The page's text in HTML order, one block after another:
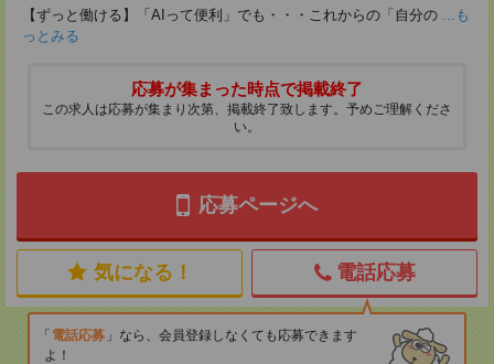
【ずっと働ける】「AIって便利」でも・・・これからの「自分の ...も
っとみる
応募が集まった時点で掲載終了
この求人は応募が集まり次第、掲載終了致します。予めご理解くださ
い。
応募ページへ
気になる！ 電話応募
電話応募
なら、会員登録しなくても応募できます
よ！